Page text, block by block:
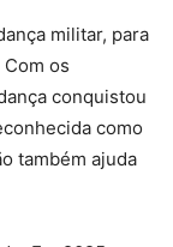
militar, para
os
conquistou
como
também ajuda